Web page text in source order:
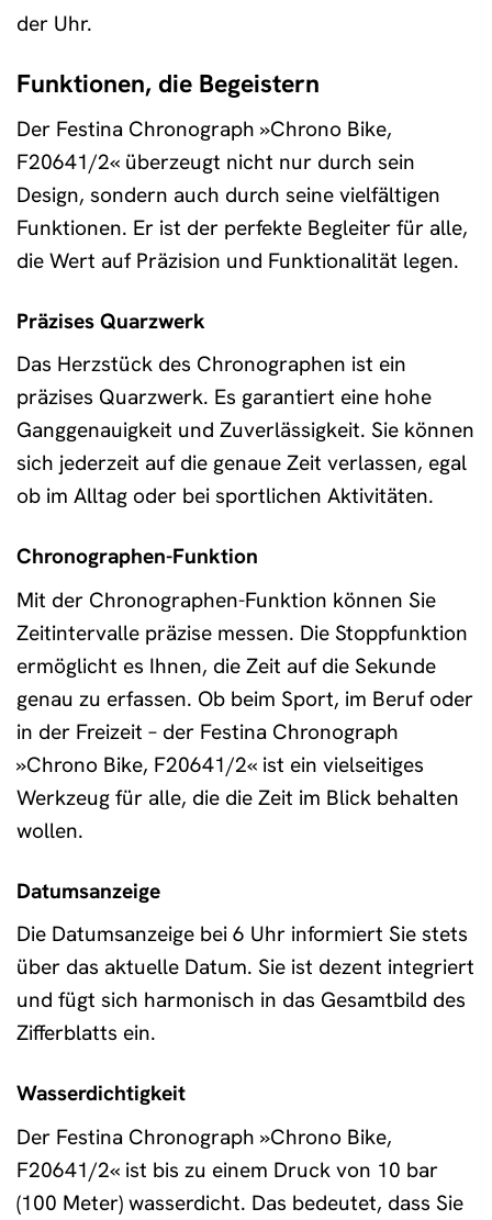
der Uhr.
Funktionen, die Begeistern
Der Festina Chronograph »Chrono Bike,
F20641/2« überzeugt nicht nur durch sein
Design, sondern auch durch seine vielfältigen
Funktionen. Er ist der perfekte Begleiter für alle,
die Wert auf Präzision und Funktionalität legen.
Präzises Quarzwerk
Das Herzstück des Chronographen ist ein
präzises Quarzwerk. Es garantiert eine hohe
Ganggenauigkeit und Zuverlässigkeit. Sie können
sich jederzeit auf die genaue Zeit verlassen, egal
ob im Alltag oder bei sportlichen Aktivitäten.
Chronographen-Funktion
Mit der Chronographen-Funktion können Sie
Zeitintervalle präzise messen. Die Stoppfunktion
ermöglicht es Ihnen, die Zeit auf die Sekunde
genau zu erfassen. Ob beim Sport, im Beruf oder
in der Freizeit – der Festina Chronograph
»Chrono Bike, F20641/2« ist ein vielseitiges
Werkzeug für alle, die die Zeit im Blick behalten
wollen.
Datumsanzeige
Die Datumsanzeige bei 6 Uhr informiert Sie stets
über das aktuelle Datum. Sie ist dezent integriert
und fügt sich harmonisch in das Gesamtbild des
Zifferblatts ein.
Wasserdichtigkeit
Der Festina Chronograph »Chrono Bike,
F20641/2« ist bis zu einem Druck von 10 bar
(100 Meter) wasserdicht. Das bedeutet, dass Sie